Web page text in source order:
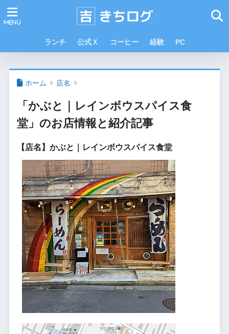
ランチ 公式Ｘ コーヒー 経験 PC
ホーム 店名
「かぶと｜レインボウスパイス食
堂」のお店情報と紹介記事
【店名】かぶと｜レインボウスパイス食堂